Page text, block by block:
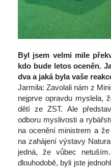
Byl jsem velmi mile
kdo bude letos oceněn.
dva a jaká byla vaše
Jarmila: Zavolali nám z
nejprve opravdu myslela,
dětí ze ZST. Ale
odboru myslivosti a
na ocenění ministrem a
na zahájení výstavy
jedná, že vůbec
dlouhodobě, byli jste